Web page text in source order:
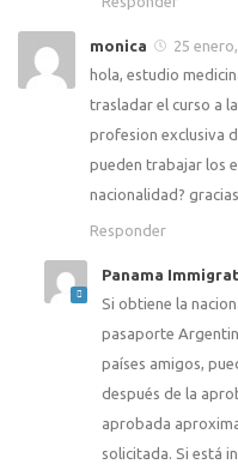
monica
25
hola, estudio
trasladar el curso a
profesion exclusiva
pueden trabajar los
nacionalidad? gracias
Responder
Panama
Si obtiene la
pasaporte
países amigos,
después de la
aprobada
solicitada. Si está